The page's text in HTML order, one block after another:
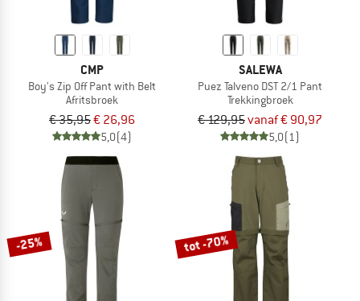
CMP
Boy's Zip Off Pant with Belt
Afritsbroek
€ 35,95€ 26,96
5,0(4)
SALEWA
Puez Talveno DST 2/1 Pant
Trekkingbroek
€ 129,95vanaf € 90,97
5,0(1)
-25% tot -70%